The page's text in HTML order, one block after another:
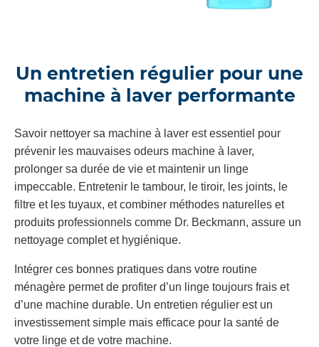
Un entretien régulier pour une
machine à laver performante
Savoir nettoyer sa machine à laver est essentiel pour
prévenir les mauvaises odeurs machine à laver,
prolonger sa durée de vie et maintenir un linge
impeccable. Entretenir le tambour, le tiroir, les joints, le
filtre et les tuyaux, et combiner méthodes naturelles et
produits professionnels comme Dr. Beckmann, assure un
nettoyage complet et hygiénique.
Intégrer ces bonnes pratiques dans votre routine
ménagère permet de profiter d’un linge toujours frais et
d’une machine durable. Un entretien régulier est un
investissement simple mais efficace pour la santé de
votre linge et de votre machine.